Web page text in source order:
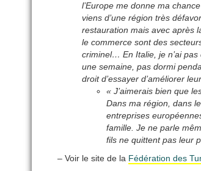
l’Europe me donne ma
viens d’une région très
restauration mais avec après
le commerce sont des
criminel… En Italie, je n’ai
une semaine, pas dormi
droit d’essayer d’améliorer
« J’aimerais bien que
Dans ma région, dans
entreprises
famille. Je ne parle
fils ne quittent pas leur
– Voir le site de la Fédération des